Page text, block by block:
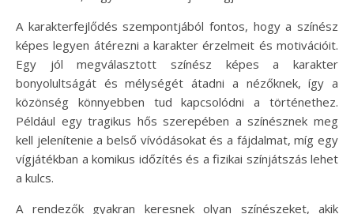
A karakterfejlődés szempontjából fontos, hogy a színész
képes legyen átérezni a karakter érzelmeit és motivációit.
Egy jól megválasztott színész képes a karakter
bonyolultságát és mélységét átadni a nézőknek, így a
közönség könnyebben tud kapcsolódni a történethez.
Például egy tragikus hős szerepében a színésznek meg
kell jelenítenie a belső vívódásokat és a fájdalmat, míg egy
vígjátékban a komikus időzítés és a fizikai színjátszás lehet
a kulcs.
A rendezők gyakran keresnek olyan színészeket, akik